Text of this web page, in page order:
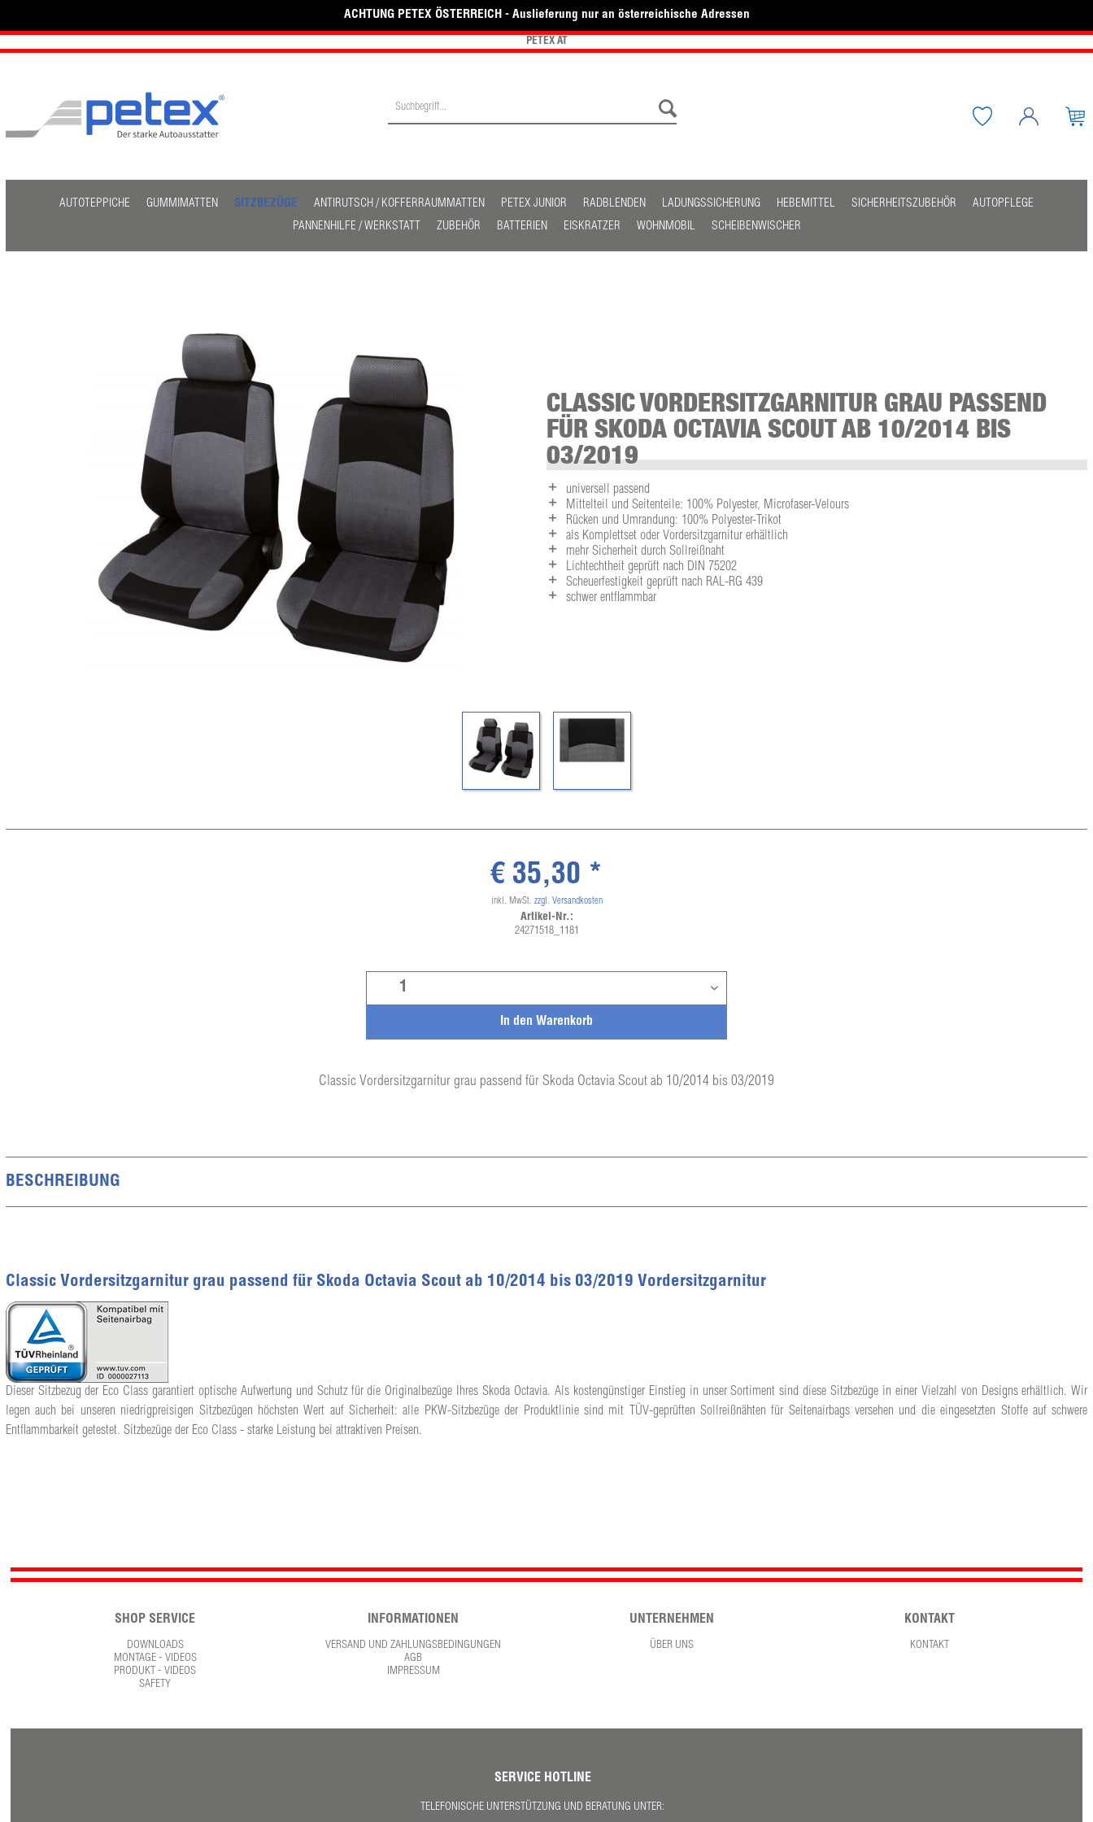
ACHTUNG PETEX ÖSTERREICH - Auslieferung nur an österreichische Adressen
PETEX AT
AUTOTEPPICHE GUMMIMATTEN SITZBEZÜGE ANTIRUTSCH / KOFFERRAUMMATTEN PETEX JUNIOR RADBLENDEN LADUNGSSICHERUNG HEBEMITTEL SICHERHEITSZUBEHÖR
AUTOPFLEGE
PANNENHILFE / WERKSTATT
ZUBEHÖR BATTERIEN EISKRATZER WOHNMOBIL SCHEIBENWISCHER
CLASSIC VORDERSITZGARNITUR GRAU PASSEND
FÜR SKODA OCTAVIA SCOUT AB 10/2014 BIS
03/2019
universell passend
Mittelteil und Seitenteile: 100% Polyester, Microfaser-Velours
Rücken und Umrandung: 100% Polyester-Trikot
als Komplettset oder Vordersitzgarnitur erhältlich
mehr Sicherheit durch Sollreißnaht
Lichtechtheit geprüft nach DIN 75202
Scheuerfestigkeit geprüft nach RAL-RG 439
schwer entflammbar
Classic Vordersitzgarnitur grau passend für Skoda Octavia Scout ab 10/2014 bis 03/2019
In den Warenkorb
€ 35,30 *
inkl. MwSt. zzgl. Versandkosten
Artikel-Nr.:
24271518_1181
BESCHREIBUNG
Classic Vordersitzgarnitur grau passend für Skoda Octavia Scout ab 10/2014 bis 03/2019 Vordersitzgarnitur
Dieser Sitzbezug der Eco Class garantiert optische Aufwertung und Schutz für die Originalbezüge Ihres Skoda Octavia. Als kostengünstiger Einstieg in unser Sortiment sind diese Sitzbezüge in einer Vielzahl von Designs erhältlich. Wir
legen auch bei unseren niedrigpreisigen Sitzbezügen höchsten Wert auf Sicherheit: alle PKW-Sitzbezüge der Produktlinie sind mit TÜV-geprüften Sollreißnähten für Seitenairbags versehen und die eingesetzten Stoffe auf schwere
Entflammbarkeit getestet. Sitzbezüge der Eco Class - starke Leistung bei attraktiven Preisen.
SHOP SERVICE
DOWNLOADS
MONTAGE - VIDEOS
PRODUKT - VIDEOS
SAFETY
INFORMATIONEN
VERSAND UND ZAHLUNGSBEDINGUNGEN
AGB
IMPRESSUM
UNTERNEHMEN
ÜBER UNS
KONTAKT
KONTAKT
SERVICE HOTLINE
TELEFONISCHE UNTERSTÜTZUNG UND BERATUNG UNTER: